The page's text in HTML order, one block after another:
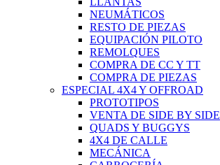
NEUMÁTICOS
RESTO DE PIEZAS
EQUIPACIÓN PILOTO
REMOLQUES
COMPRA DE CC Y TT
COMPRA DE PIEZAS
ESPECIAL 4X4 Y OFFROAD
PROTOTIPOS
VENTA DE SIDE BY SIDE
QUADS Y BUGGYS
4X4 DE CALLE
MECÁNICA